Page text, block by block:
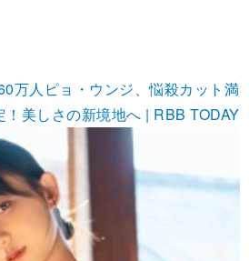
万人ピョ・ウンジ、悩殺カット満
美しさの新境地へ | RBB TODAY